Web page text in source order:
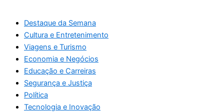
Destaque da Semana
Cultura e Entretenimento
Viagens e Turismo
Economia e Negócios
Educação e Carreiras
Segurança e Justiça
Política
Tecnologia e Inovação